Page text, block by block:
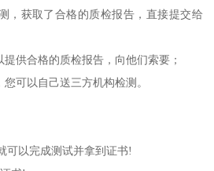
，获取了合格的质检报告，直接提交给
供合格的质检报告，向他们索要；
可以自己送三方机构检测。
可以完成测试并拿到证书!